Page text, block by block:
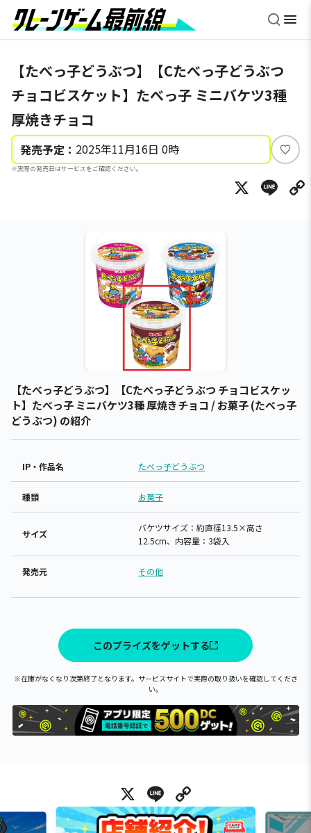
【たべっ子どうぶつ】【Cたべっ子どうぶつ
チョコビスケット】たべっ子 ミニバケツ3種
厚焼きチョコ
発売予定： 2025年11月16日 0時
※実際の発売日はサービスをご確認ください。
い
ね
X
【たべっ子どうぶつ】【Cたべっ子どうぶつ チョコビスケッ
ト】たべっ子 ミニバケツ3種 厚焼きチョコ / お菓子 (たべっ子
どうぶつ) の紹介
IP・作品名 たべっ子どうぶつ
種類 お菓子
サイズ
バケツサイズ：約直径13.5×高さ
12.5cm、内容量：3袋入
発売元 その他
このプライズをゲットする
※在庫がなくなり次第終了となります。サービスサイトで実際の取り扱いを確認してくださ
い。
X Line